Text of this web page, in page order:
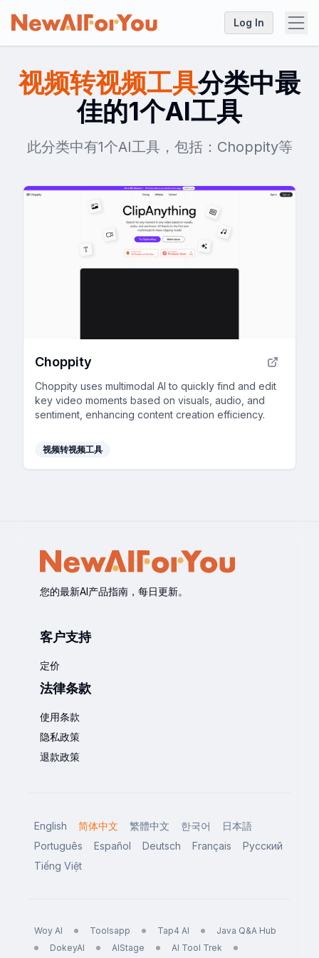
Log In
视频转视频工具分类中最
佳的1个AI工具
此分类中有1个AI工具，包括：Choppity等
Choppity
Choppity uses multimodal AI to quickly find and edit
key video moments based on visuals, audio, and
sentiment, enhancing content creation efficiency.
视频转视频工具
您的最新AI产品指南，每日更新。
客户支持
定价
法律条款
使用条款
隐私政策
退款政策
English 简体中文 繁體中文 한국어
日本語
Português
Español Deutsch Français
Русский
Tiếng Việt
Woy AI Toolsapp Tap4 AI
Java Q&A Hub
DokeyAI
AIStage AI Tool Trek